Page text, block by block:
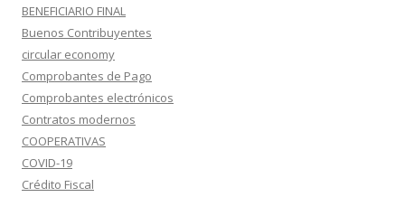
BENEFICIARIO FINAL
Buenos Contribuyentes
circular economy
Comprobantes de Pago
Comprobantes electrónicos
Contratos modernos
COOPERATIVAS
COVID-19
Crédito Fiscal